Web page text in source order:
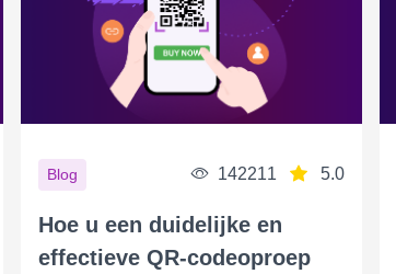
Blog 142211 5.0
Hoe u een duidelijke en
effectieve QR-codeoproep